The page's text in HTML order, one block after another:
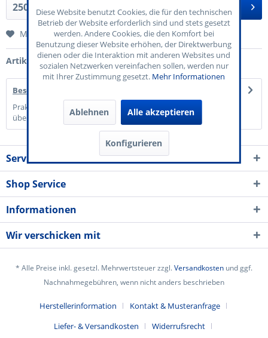
In den Warenkorb
Merken
Artikel-Nr.: 70-110-023
Beschreibung
Praktisch & Stabil: Handliches DIN A7 Format (10,5 x 7,4 cm),
übersichtliche Wertfelder zum...
mehr
Service Kontakt
Shop Service
Informationen
Wir verschicken mit
* Alle Preise inkl. gesetzl. Mehrwertsteuer zzgl.Versandkosten und ggf.
Nachnahmegebühren, wenn nicht anders beschrieben
Herstellerinformation
Kontakt & Musteranfrage
Liefer- & Versandkosten
Widerrufsrecht
Diese Website benutzt Cookies, die für den technischen
Betrieb der Website erforderlich sind und stets gesetzt
werden. Andere Cookies, die den Komfort bei
Benutzung dieser Website erhöhen, der Direktwerbung
dienen oder die Interaktion mit anderen Websites und
sozialen Netzwerken vereinfachen sollen, werden nur
mit Ihrer Zustimmung gesetzt. Mehr Informationen
Ablehnen Alle akzeptieren
Konfigurieren